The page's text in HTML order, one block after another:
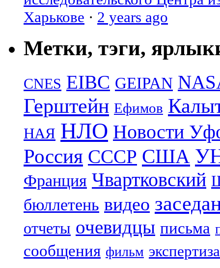
Харькове · 2 years ago
Метки, тэги,
CNES EIBC GEIPAN
Герштейн Ефимов
НАЯ НЛО Новости
Россия СССР США
Франция Чвартковский
бюллетень видео
отчеты очевидцы письма
сообщения фильм экспертиза